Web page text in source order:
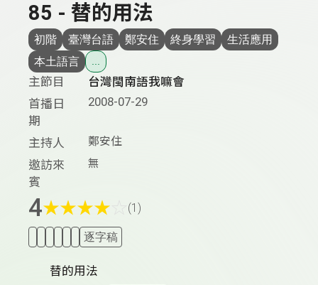
85 - 替的用法
初階 臺灣台語 鄭安住 終身學習
生活應用
本土語言
...
主節目
台灣閩南語我嘛會
首播日
期
2008-07-29
主持人 鄭安住
邀訪來
賓
無
4★★★★ (1)
逐字稿
替的用法